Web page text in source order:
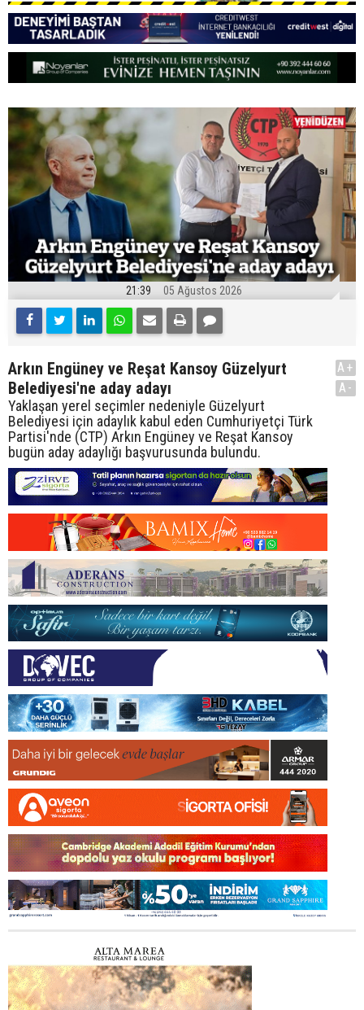
21:39 05 Ağustos 2026
Arkın Engüney ve Reşat Kansoy Güzelyurt
Belediyesi'ne aday adayı
Yaklaşan yerel seçimler nedeniyle Güzelyurt
Belediyesi için adaylık kabul eden Cumhuriyetçi Türk
Partisi'nde (CTP) Arkın Engüney ve Reşat Kansoy
bugün aday adaylığı başvurusunda bulundu.
A+
A-